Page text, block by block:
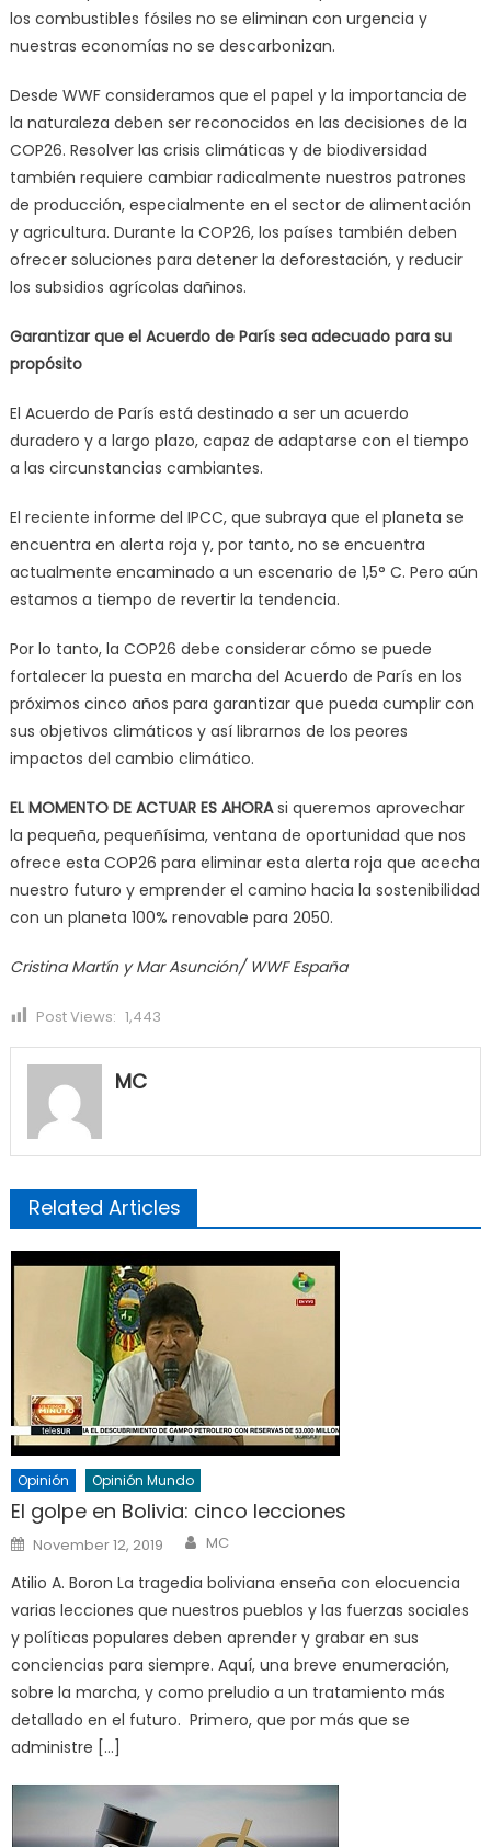
los combustibles fósiles no se eliminan con urgencia y
nuestras economías no se descarbonizan.
Desde WWF consideramos que el papel y la importancia de
la naturaleza deben ser reconocidos en las decisiones de la
COP26. Resolver las crisis climáticas y de biodiversidad
también requiere cambiar radicalmente nuestros patrones
de producción, especialmente en el sector de alimentación
y agricultura. Durante la COP26, los países también deben
ofrecer soluciones para detener la deforestación, y reducir
los subsidios agrícolas dañinos.
Garantizar que el Acuerdo de París sea adecuado para su
propósito
El Acuerdo de París está destinado a ser un acuerdo
duradero y a largo plazo, capaz de adaptarse con el tiempo
a las circunstancias cambiantes.
El reciente informe del IPCC, que subraya que el planeta se
encuentra en alerta roja y, por tanto, no se encuentra
actualmente encaminado a un escenario de 1,5° C. Pero aún
estamos a tiempo de revertir la tendencia.
Por lo tanto, la COP26 debe considerar cómo se puede
fortalecer la puesta en marcha del Acuerdo de París en los
próximos cinco años para garantizar que pueda cumplir con
sus objetivos climáticos y así librarnos de los peores
impactos del cambio climático.
EL MOMENTO DE ACTUAR ES AHORAsi queremos aprovechar
la pequeña, pequeñísima, ventana de oportunidad que nos
ofrece esta COP26 para eliminar esta alerta roja que acecha
nuestro futuro y emprender el camino hacia la sostenibilidad
con un planeta 100% renovable para 2050.
Cristina Martín y Mar Asunción/ WWF España
Post Views: 1,443
MC
Related Articles
Opinión Opinión Mundo
El golpe en Bolivia: cinco lecciones
Posted
on
November 12, 2019 Author
MC
Atilio A. Boron La tragedia boliviana enseña con elocuencia
varias lecciones que nuestros pueblos y las fuerzas sociales
y políticas populares deben aprender y grabar en sus
conciencias para siempre. Aquí, una breve enumeración,
sobre la marcha, y como preludio a un tratamiento más
detallado en el futuro. Primero, que por más que se
administre […]